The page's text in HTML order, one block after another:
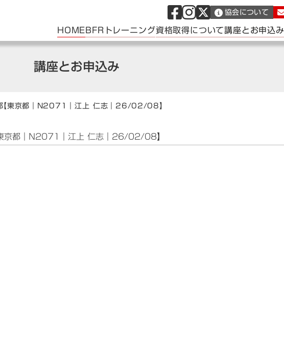
講座とお申込み
【東京都｜N2071｜江上 仁志｜26/02/08】
京都｜N2071｜江上 仁志｜26/02/08】
協会について
HOMEBFRトレーニング資格取得について講座とお申込み